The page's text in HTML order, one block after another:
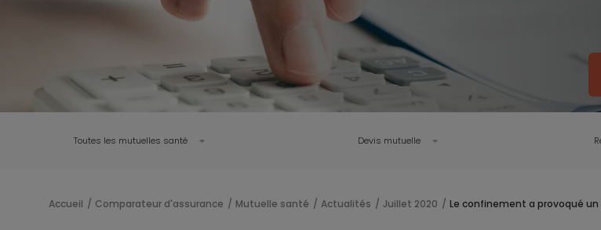
Toutes les mutuelles santé Devis mutuelle
Accueil Comparateur d'assurance Mutuelle santé Actualités Juillet 2020 Le confinement a provoqué